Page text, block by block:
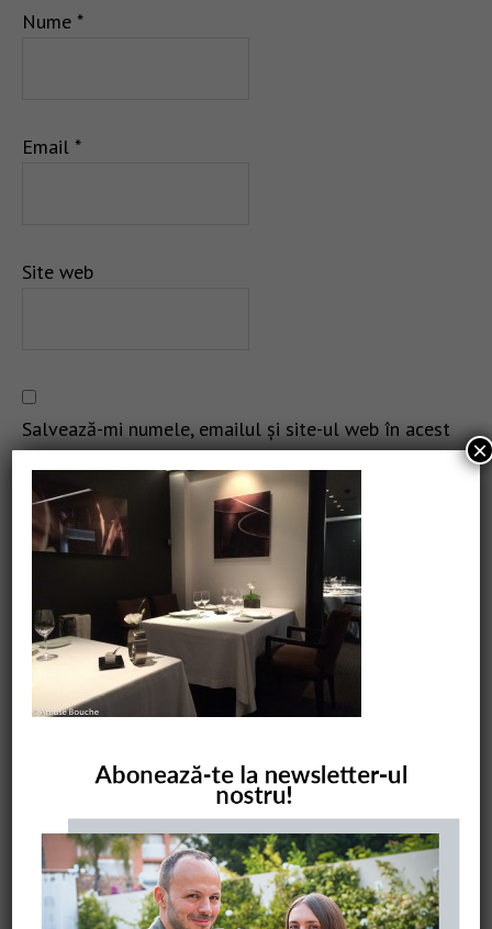
Nume *
Email *
Site web
Salvează-mi numele, emailul și site-ul web în acest
CAUTARE
COMANDĂ CARTEA NOASTRĂ
×